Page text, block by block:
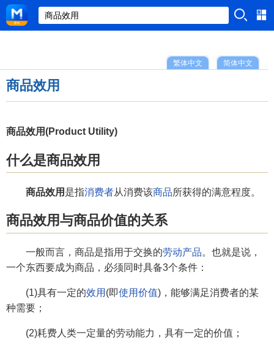
简体中文
繁体中文
商品效用
商品效用(Product Utility)
什么是商品效用
商品效用 是指消费者从消费该商品所获得的满意程度。
商品效用与商品价值的关系
一般而言，商品是指用于交换的劳动产品。也就是说，
一个东西要成为商品，必须同时具备3个条件：
(1)具有一定的效用 (即使用价值)，能够满足消费者的某
种需要；
(2)耗费人类一定量的劳动能力，具有一定的价值；